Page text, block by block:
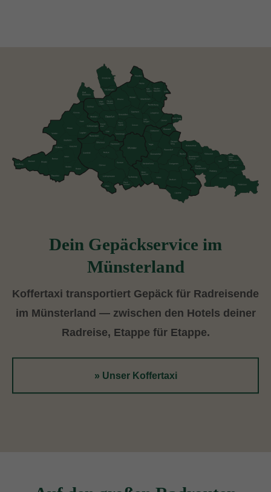
Dein Gepäckservice im
Münsterland
Koffertaxi transportiert Gepäck für Radreisende
im Münsterland — zwischen den Hotels deiner
Radreise, Etappe für Etappe.
» Unser Koffertaxi